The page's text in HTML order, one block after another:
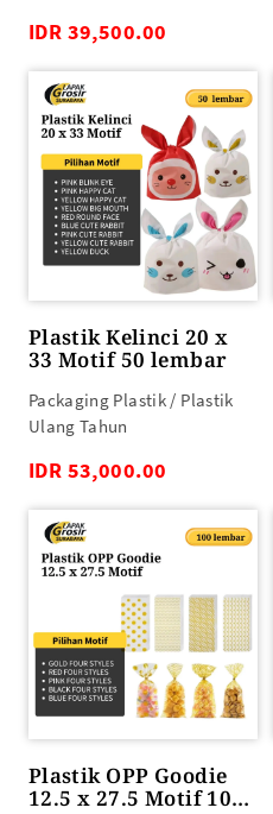
IDR 39,500.00
Plastik Kelinci 20 x
33 Motif 50 lembar
Packaging Plastik / Plastik
Ulang Tahun
IDR 53,000.00
Plastik OPP Goodie
12.5 x 27.5 Motif 100